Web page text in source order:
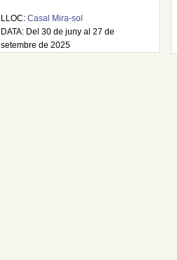
LLOC: Casal Mira-sol
DATA: Del 30 de juny al 27 de
setembre de 2025